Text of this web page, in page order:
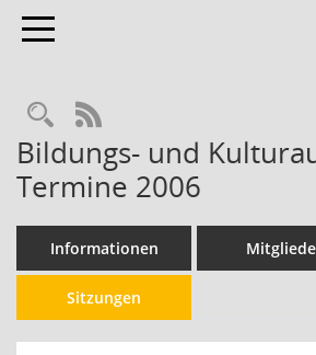
Toggle navigation
RSS-Feed
Bildungs- und
Termine 2006
Informationen
Sitzungen